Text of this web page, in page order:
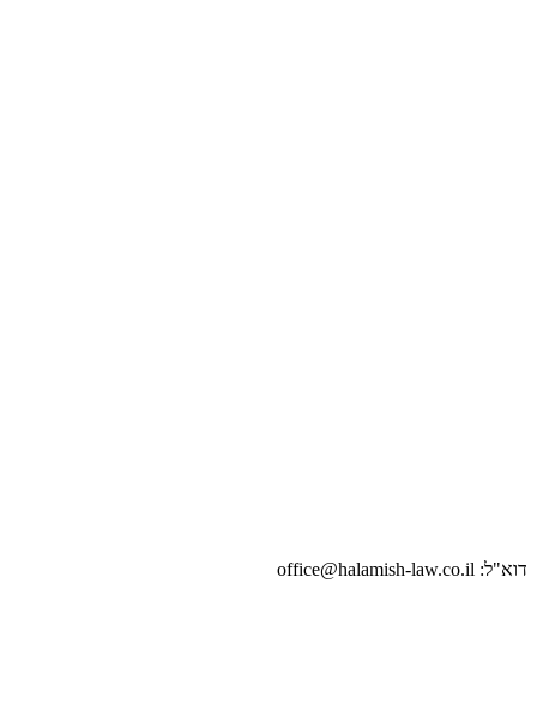
דוא"ל: office@halamish-law.co.il